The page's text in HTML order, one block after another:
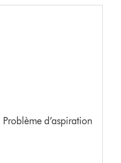
Problème d’aspiration